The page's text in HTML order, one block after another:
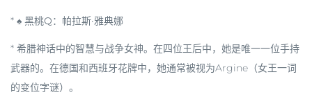
* ♠ 黑桃Q： 帕拉斯·雅典娜
* 希腊神话中的智慧与战争女神。在四位王后中，她是唯一一位手持
武器的。在德国和西班牙花牌中，她通常被视为Argine（女王一词
的变位字谜）。